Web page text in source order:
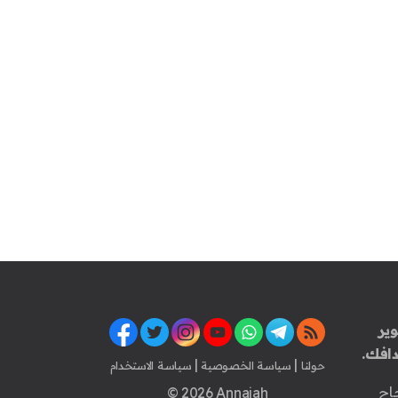
حولنا | سياسة الخصوصية | سياسة الاستخدام
© 2026 Annajah